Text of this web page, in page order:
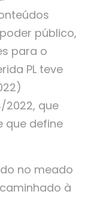
público,
para o
PL teve
que
que define
no meado
à